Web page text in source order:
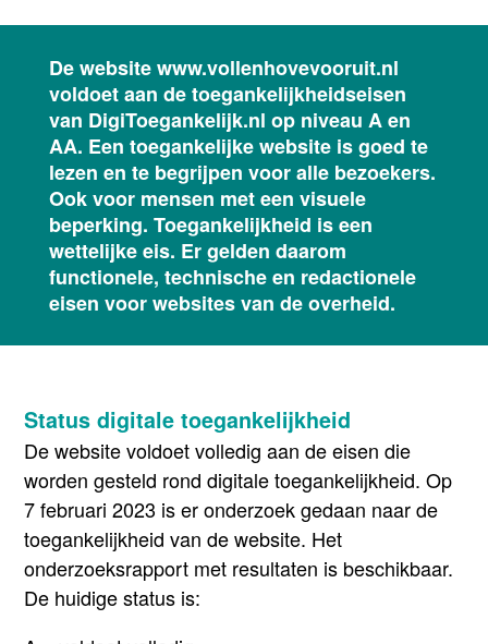
De website www.vollenhovevooruit.nl
voldoet aan de toegankelijkheidseisen
van DigiToegankelijk.nl op niveau A en
AA. Een toegankelijke website is goed te
lezen en te begrijpen voor alle bezoekers.
Ook voor mensen met een visuele
beperking. Toegankelijkheid is een
wettelijke eis. Er gelden daarom
functionele, technische en redactionele
eisen voor websites van de overheid.
Status digitale toegankelijkheid
De website voldoet volledig aan de eisen die
worden gesteld rond digitale toegankelijkheid. Op
7 februari 2023 is er onderzoek gedaan naar de
toegankelijkheid van de website. Het
onderzoeksrapport met resultaten is beschikbaar.
De huidige status is: